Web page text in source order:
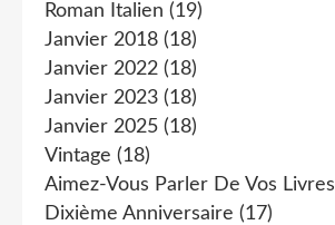
Roman Italien (19)
Janvier 2018 (18)
Janvier 2022 (18)
Janvier 2023 (18)
Janvier 2025 (18)
Vintage (18)
Aimez-Vous Parler De Vos Livres
Dixième Anniversaire (17)